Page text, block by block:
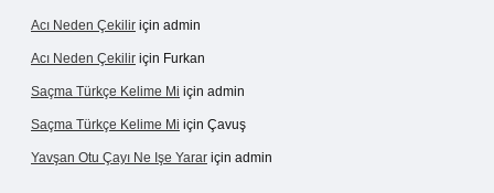
Acı Neden Çekilir için admin
Acı Neden Çekilir için Furkan
Saçma Türkçe Kelime Mi için admin
Saçma Türkçe Kelime Mi için Çavuş
Yavşan Otu Çayı Ne Işe Yarar için admin